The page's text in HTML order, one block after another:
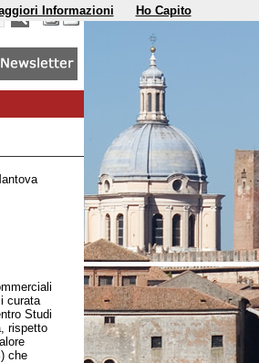
curata
Studi
rispetto
che
Informazioni Ho Capito